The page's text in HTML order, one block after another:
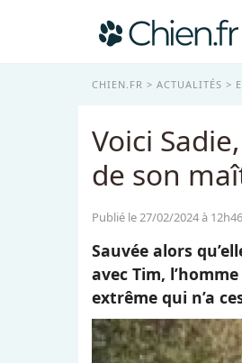
CHIEN.FR ACTUALITÉS
Voici
de son
Publié le 27/02/2024 à 12h46
Sauvée alors
avec Tim,
extrême qui n’a